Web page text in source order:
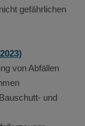
gefährlichen
von Abfällen
und